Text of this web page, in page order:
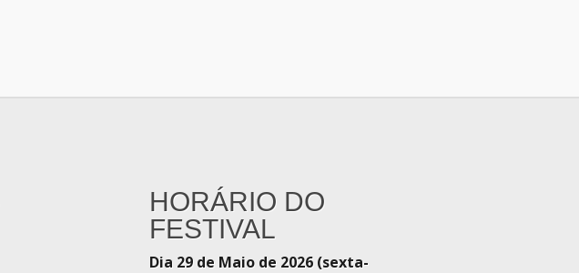
HORÁRIO DO
FESTIVAL
Dia 29 de Maio de 2026 (sexta-